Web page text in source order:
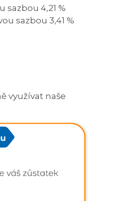
4,21 %
sazbou 3,41 %
využívat naše